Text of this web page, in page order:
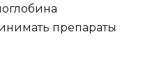
препараты